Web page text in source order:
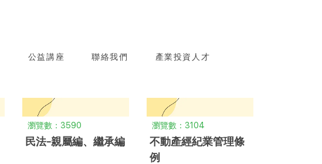
公益講座 聯絡我們 產業投資人才
瀏覽數：3590
民法-親屬編、繼承編
瀏覽數：3104
不動產經紀業管理條
例